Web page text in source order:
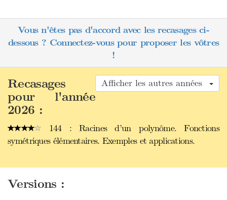
Vous n'êtes pas d'accord avec les recasages ci-
dessous ? Connectez-vous pour proposer les vôtres
!
Afficher les autres années
Recasages
pour l'année
2026 :
144 : Racines d’un polynôme. Fonctions
symétriques élémentaires. Exemples et applications.
Versions :